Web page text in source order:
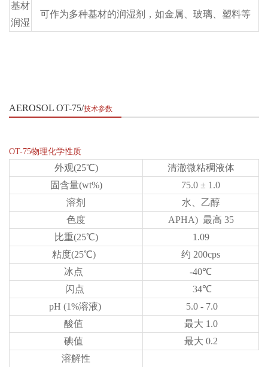
基材
润湿
可作为多种基材的润湿剂，如金属、玻璃、塑料等
AEROSOL OT-75 技术参数
OT-75物理化学性质
外观(25℃)
清澈微粘稠液体
固含量(wt%)
75.0 ± 1.0
溶剂
水、乙醇
色度
APHA) 最高 35
比重(25℃)
1.09
粘度(25℃)
约 200cps
冰点
-40℃
闪点
34℃
pH (1%溶液)
5.0 - 7.0
酸值
最大 1.0
碘值
最大 0.2
溶解性